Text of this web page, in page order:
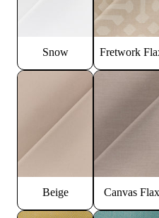
Snow Fretwork
Beige Canvas Flax